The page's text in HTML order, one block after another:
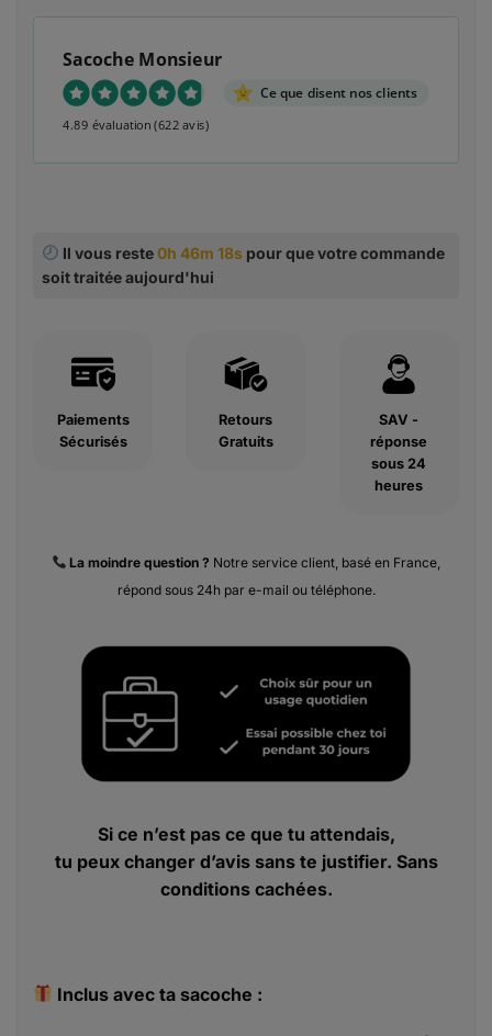
Sacoche Monsieur
Ce que disent nos clients
4.89 évaluation (622 avis)
Il vous reste0h 46m 17spour que votre commande
soit traitée aujourd'hui
Paiements
Sécurisés
Retours
Gratuits
SAV -
réponse
sous 24
heures
La moindre question ? Notre service client, basé en France,
répond sous 24h par e-mail ou téléphone.
Si ce n’est pas ce que tu attendais,
tu peux changer d’avis sans te justifier. Sans
conditions cachées.
Inclus avec ta sacoche :